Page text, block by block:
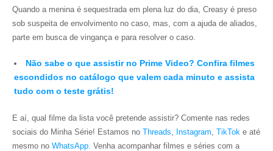
Quando a menina é sequestrada em plena luz do dia, Creasy é preso
sob suspeita de envolvimento no caso, mas, com a ajuda de aliados,
parte em busca de vingança e para resolver o caso.
Não sabe o que assistir no Prime Video? Confira filmes
escondidos no catálogo que valem cada minuto e assista
tudo com o teste grátis!
E aí, qual filme da lista você pretende assistir? Comente nas redes
sociais do Minha Série! Estamos no Threads, Instagram, TikTok e até
mesmo no WhatsApp. Venha acompanhar filmes e séries com a